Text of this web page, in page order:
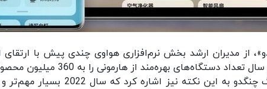
از مدیران ارشد بخش نرم‌افزاری هواوی چندی پیش با
دستگاه‌های بهره‌مند از هارمونی را به 360 میلیون محصول برساند.
علاوه بر این، وانگ چنگدو به